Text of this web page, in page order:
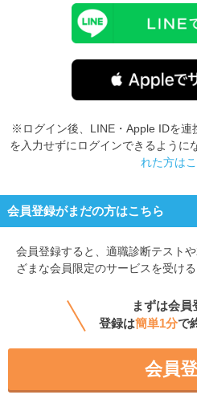
※ログイン後、LINE・Apple IDを連
を入力せずにログインできるように
れた方は
会員登録がまだの方はこちら
会員登録すると、 適職診断テスト
ざまな会員限定のサービスを受ける
まずは会員
登録は簡単1分で
会員